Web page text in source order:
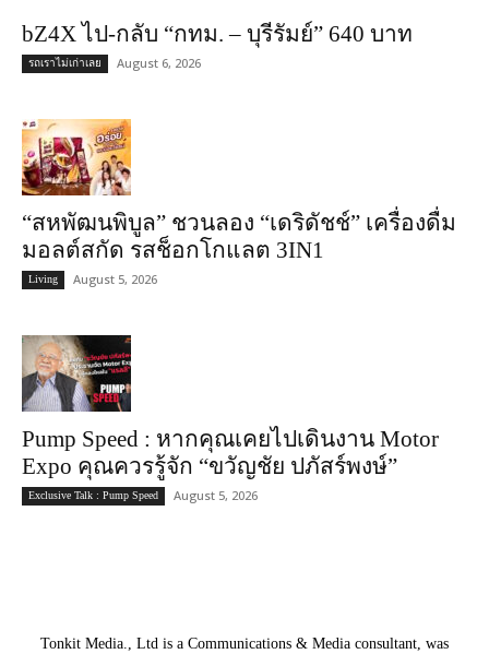
bZ4X ไป-กลับ “กทม. – บุรีรัมย์” 640 บาท
รถเราไม่เก่าเลย August 6, 2026
“สหพัฒนพิบูล” ชวนลอง “เดริดัชช์” เครื่องดื่ม
มอลต์สกัด รสช็อกโกแลต 3IN1
Living August 5, 2026
Pump Speed : หากคุณเคยไปเดินงาน Motor
Expo คุณควรรู้จัก “ขวัญชัย ปภัสร์พงษ์”
Exclusive Talk : Pump Speed August 5, 2026
Tonkit Media., Ltd is a Communications & Media consultant, was